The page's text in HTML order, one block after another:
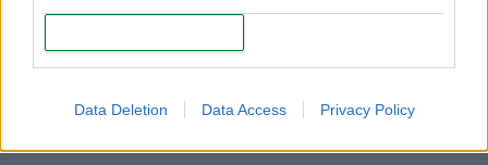
Data Deletion Data Access Privacy Policy